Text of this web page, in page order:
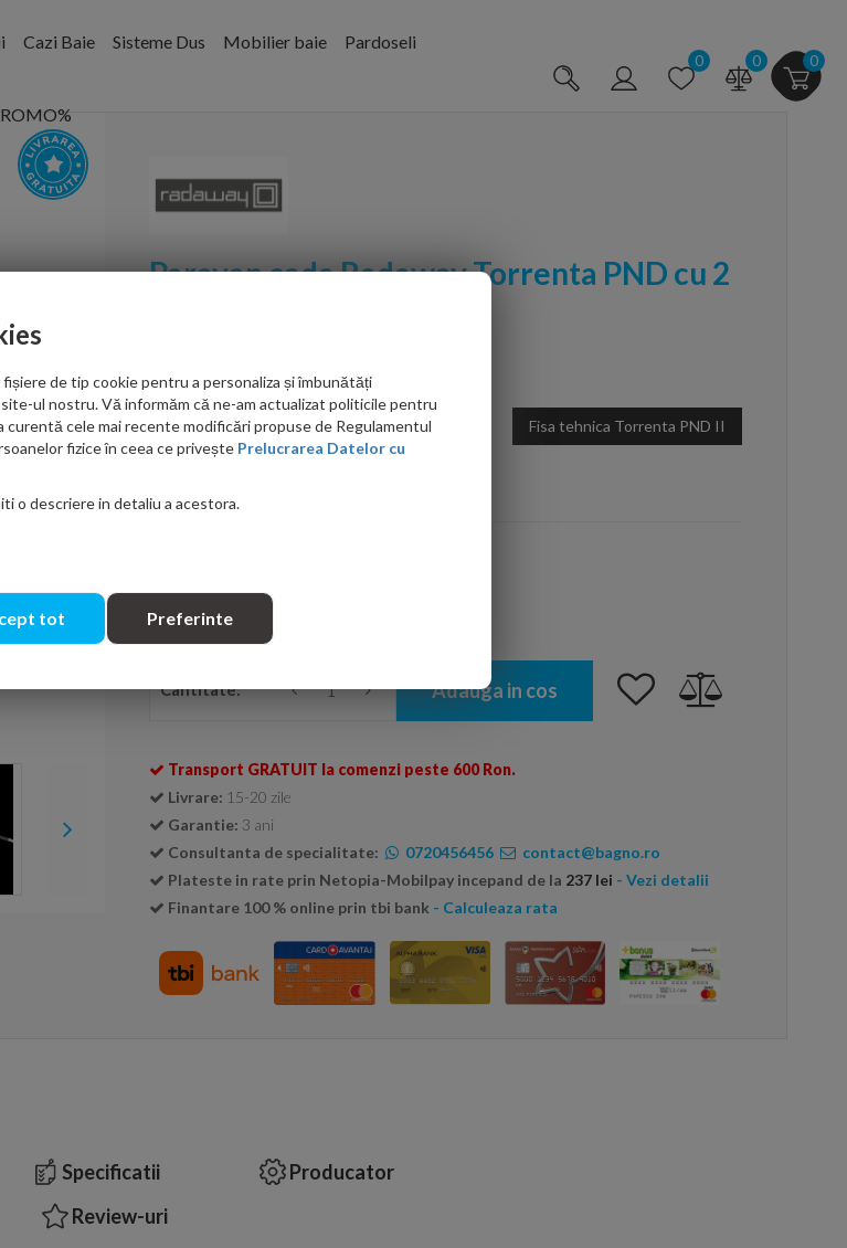
Cazi Baie Sisteme Dus Mobilier baie Pardoseli
0 0 0
Paravan cada Radaway Torrenta PND cu 2
PRP: 1,839.00 RON
1,545.00 RON Fisa tehnica Torrenta PND II
Stanga
Dreapta
Cantitate: Adauga in cos
Transport GRATUIT la comenzi peste 600 Ron.
Livrare: 15-20 zile
Garantie: 3 ani
Consultanta de specialitate:
0720456456
contact@bagno.ro
Plateste in rate prin Netopia-Mobilpay incepand de la 237 lei - Vezi detalii
Finantare 100 % online prin tbi bank - Calculeaza rata
Specificatii
Producator
Review-uri
fișiere de tip cookie pentru a personaliza și îmbunătăți
ul nostru. Vă informăm că ne-am actualizat politicile pentru
cele mai recente modificări propuse de Regulamentul
fizice în ceea ce privește Prelucrarea Datelor cu
o descriere in detaliu a acestora.
tot Preferinte